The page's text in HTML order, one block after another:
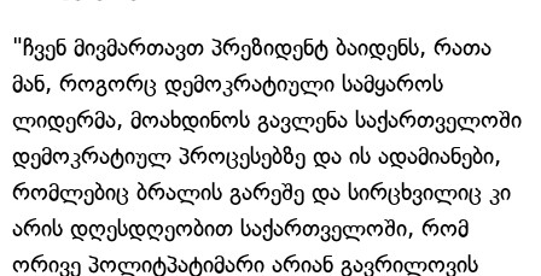
"ჩვენ მივმართავთ პრეზიდენტ ბაიდენს, რათა
მან, როგორც დემოკრატიული სამყაროს
ლიდერმა, მოახდინოს გავლენა საქართველოში
დემოკრატიულ პროცესებზე და ის ადამიანები,
რომლებიც ბრალის გარეშე და სირცხვილიც კი
არის დღესდღეობით საქართველოში, რომ
ორივე პოლიტპატიმარი არიან გავრილოვის